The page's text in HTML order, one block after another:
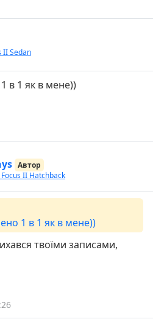
II Sedan
в 1 як в мене))
Автор
Focus II Hatchback
1 в 1 як в мене))
твоїми записами,